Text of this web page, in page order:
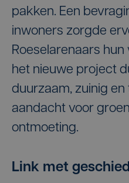
pakken. Een
inwoners zorgde
Roeselarenaars
het nieuwe project
duurzaam, zuinig en
aandacht voor
ontmoeting.
Link met